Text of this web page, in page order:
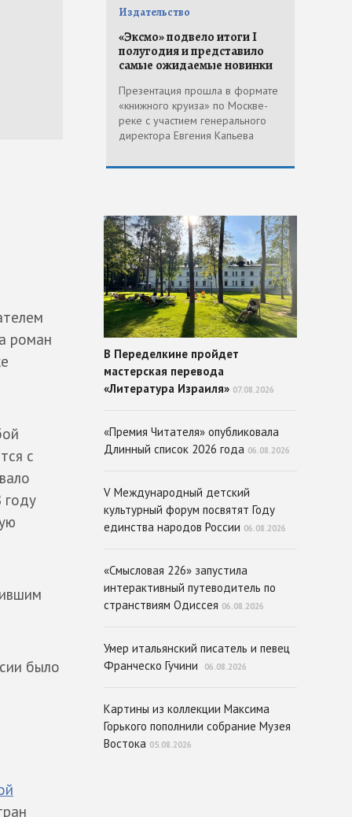
роман
с
году
было
Издательство
«Эксмо» подвело итоги I
полугодия и представило
самые ожидаемые новинки
Презентация прошла в формате
«книжного круиза» по Москве-
реке с участием генерального
директора Евгения Капьева
В Переделкине пройдет
мастерская перевода
«Литература Израиля» 07.08.2026
«Премия Читателя» опубликовала
Длинный список 2026 года 06.08.2026
V Международный детский
культурный форум посвятят Году
единства народов России 06.08.2026
«Смысловая 226» запустила
интерактивный путеводитель по
странствиям Одиссея 06.08.2026
Умер итальянский писатель и певец
Франческо Гучини
06.08.2026
Картины из коллекции Максима
Горького пополнили собрание Музея
Востока 05.08.2026